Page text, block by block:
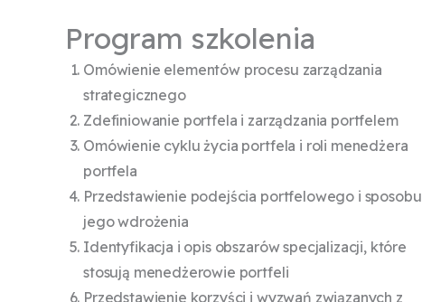
Program szkolenia
Omówienie elementów procesu zarządzania
strategicznego
Zdefiniowanie portfela i zarządzania portfelem
Omówienie cyklu życia portfela i roli menedżera
portfela
Przedstawienie podejścia portfelowego i sposobu
jego wdrożenia
Identyfikacja i opis obszarów specjalizacji, które
stosują menedżerowie portfeli
Przedstawienie korzyści i wyzwań związanych z